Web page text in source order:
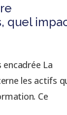
quel
La
les actifs
Ce